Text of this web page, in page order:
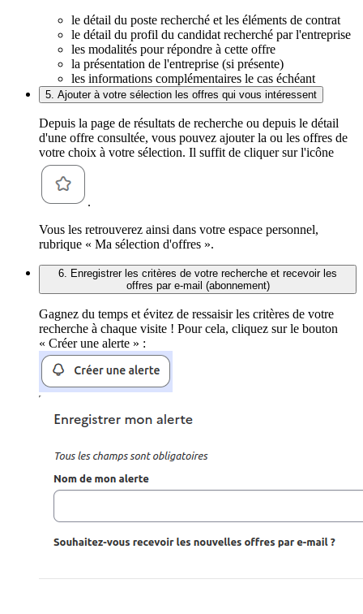
le détail du poste recherché et les éléments de contrat
le détail du profil du candidat recherché par l'entreprise
les modalités pour répondre à cette offre
la présentation de l'entreprise (si présente)
les informations complémentaires le cas échéant
5. Ajouter à votre sélection les offres qui vous intéressent
Depuis la page de résultats de recherche ou depuis le détail
d'une offre consultée, vous pouvez ajouter la ou les offres de
votre choix à votre sélection. Il suffit de cliquer sur l'icône
.
Vous les retrouverez ainsi dans votre espace personnel,
rubrique « Ma sélection d'offres ».
6. Enregistrer les critères de votre recherche et recevoir les
offres par e-mail (abonnement)
Gagnez du temps et évitez de ressaisir les critères de votre
recherche à chaque visite ! Pour cela, cliquez sur le bouton
« Créer une alerte » :